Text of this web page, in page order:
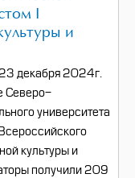
I
и
декабря 2024г.
Северо-
университета
культуры и
получили 209